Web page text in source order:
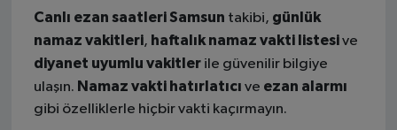
Canlı ezan saatleri Samsun takibi, günlük
namaz vakitleri, haftalık namaz vakti listesive
diyanet uyumlu vakitler ile güvenilir bilgiye
ulaşın. Namaz vakti hatırlatıcı ve ezan alarmı
gibi özelliklerle hiçbir vakti kaçırmayın.